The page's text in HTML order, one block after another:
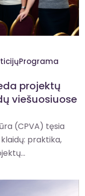
projektų
viešuosiuose
(CPVA) tęsia
praktika,